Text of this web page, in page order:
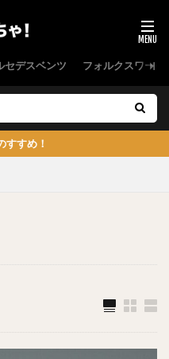
セデスベンツ フォルクスワーゲ